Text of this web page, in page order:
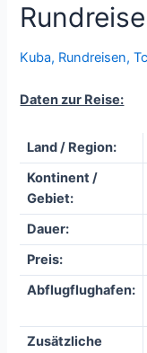
Rundreise
Kuba, Rundreisen,
Daten zur Reise:
Land / Region:
Kontinent /
Gebiet:
Dauer:
Preis:
Abflugflughafen:
Zusätzliche